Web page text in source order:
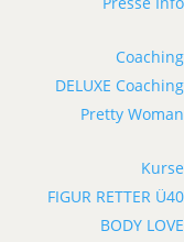
Coaching
DELUXE Coaching
Pretty Woman
Kurse
FIGUR RETTER Ü40
BODY LOVE